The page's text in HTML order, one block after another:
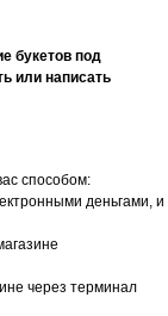
букетов под
или написать
способом:
деньгами, и
через терминал